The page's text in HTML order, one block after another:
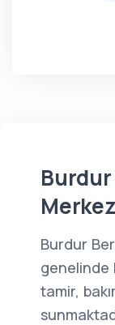
Burdur
genelinde
tamir,